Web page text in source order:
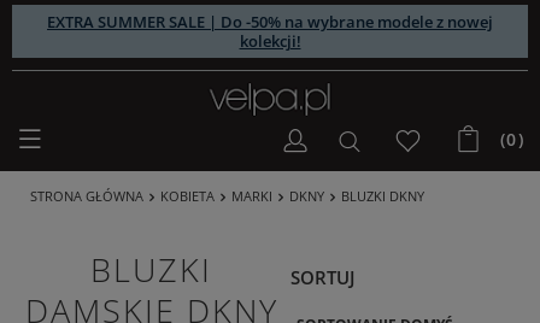
EXTRA SUMMER SALE | Do -50% na wybrane modele z nowej
kolekcji!
(0)
STRONA GŁÓWNA KOBIETA MARKI DKNY BLUZKI DKNY
BLUZKI
DAMSKIE DKNY
SORTUJ